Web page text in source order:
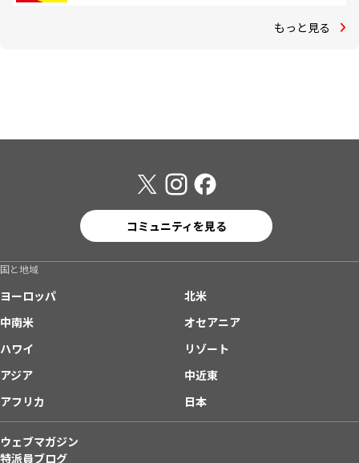
もっと見る
コミュニティを見る
国と地域
ヨーロッパ
北米
中南米
オセアニア
ハワイ
リゾート
アジア
中近東
アフリカ
日本
ウェブマガジン
特派員ブログ